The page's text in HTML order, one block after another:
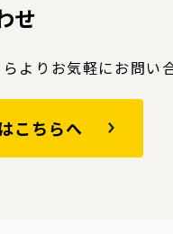
せ
らよりお気軽にお問い
こちらへ